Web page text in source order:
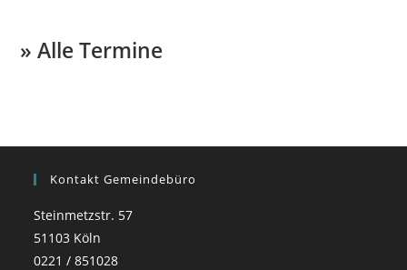
» Alle Termine
Kontakt Gemeindebüro
Steinmetzstr. 57
51103 Köln
0221 / 851028